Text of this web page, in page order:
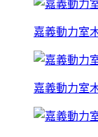
嘉義動力室
嘉義動力室